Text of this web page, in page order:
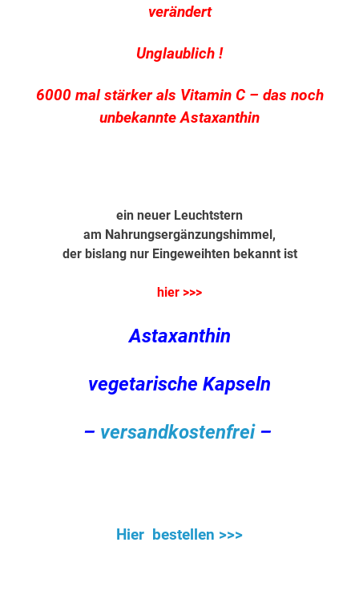
verändert
Unglaublich !
6000 mal stärker als Vitamin C – das noch
unbekannte Astaxanthin
ein neuer Leuchtstern
am Nahrungsergänzungshimmel,
der bislang nur Eingeweihten bekannt ist
hier >>>
Astaxanthin
vegetarische Kapseln
– versandkostenfrei–
Hier bestellen >>>